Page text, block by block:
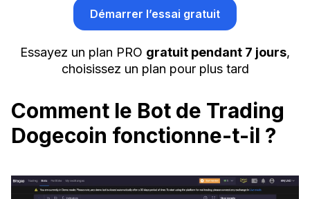
Démarrer l’essai gratuit
Essayez un plan PRO gratuit pendant 7 jours,
choisissez un plan pour plus tard
Comment le Bot de Trading
Dogecoin fonctionne-t-il ?